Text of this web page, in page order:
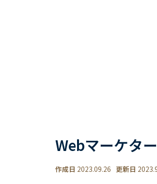
Webマーケタ
作成日 2023.09.26 更新日